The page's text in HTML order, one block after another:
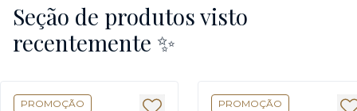
Seção de produtos visto
recentemente ✨
PROMOÇÃO PROMOÇÃO